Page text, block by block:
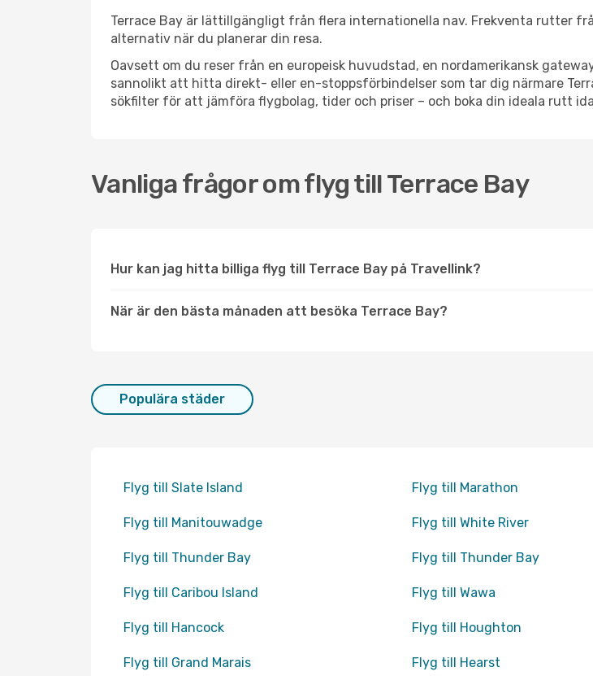
Terrace Bay är lättillgängligt från flera internationella nav. Frekventa rutter
alternativ när du planerar din resa.
Oavsett om du reser från en europeisk huvudstad, en nordamerikansk
sannolikt att hitta direkt- eller en-stoppsförbindelser som tar dig närmare
sökfilter för att jämföra flygbolag, tider och priser – och boka din ideala rutt
Vanliga frågor om flyg till Terrace Bay
Hur kan jag hitta billiga flyg till Terrace Bay på Travellink?
När är den bästa månaden att besöka Terrace Bay?
Populära städer
Flyg till Slate Island Flyg till Marathon
Flyg till Manitouwadge Flyg till White River
Flyg till Thunder Bay Flyg till Thunder Bay
Flyg till Caribou Island Flyg till Wawa
Flyg till Hancock Flyg till Houghton
Flyg till Grand Marais Flyg till Hearst